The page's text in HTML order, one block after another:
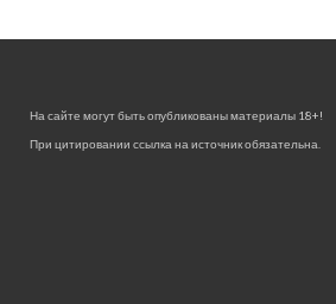
На сайте могут быть опубликованы материалы 18+!
При цитировании ссылка на источник обязательна.